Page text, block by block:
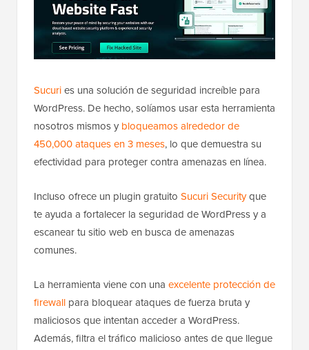
Sucuries una solución de seguridad increíble para
WordPress. De hecho, solíamos usar esta herramienta
nosotros mismos y bloqueamos alrededor de
450,000 ataques en 3 meses, lo que demuestra su
efectividad para proteger contra amenazas en línea.
Incluso ofrece un plugin gratuito Sucuri Securityque
te ayuda a fortalecer la seguridad de WordPress y a
escanear tu sitio web en busca de amenazas
comunes.
La herramienta viene con una excelente protección de
firewall para bloquear ataques de fuerza bruta y
maliciosos que intentan acceder a WordPress.
Además, filtra el tráfico malicioso antes de que llegue